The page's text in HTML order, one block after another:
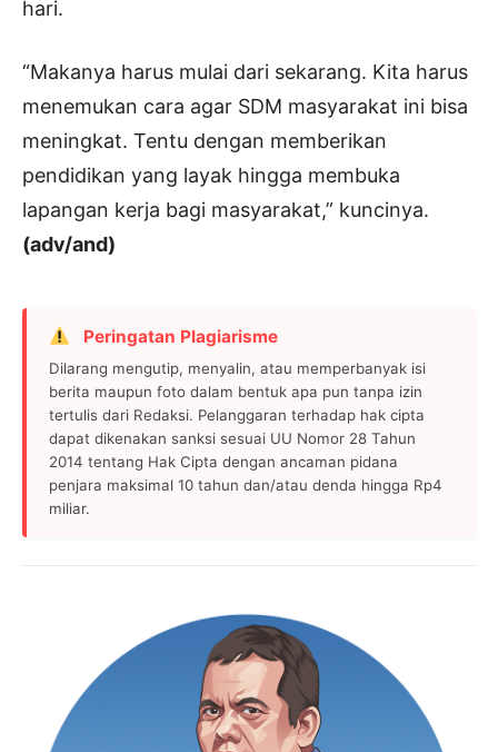
hari.
“Makanya harus mulai dari sekarang. Kita harus
menemukan cara agar SDM masyarakat ini bisa
meningkat. Tentu dengan memberikan
pendidikan yang layak hingga membuka
lapangan kerja bagi masyarakat,” kuncinya.
(adv/and)
Peringatan Plagiarisme
Dilarang mengutip, menyalin, atau memperbanyak isi
berita maupun foto dalam bentuk apa pun tanpa izin
tertulis dari Redaksi. Pelanggaran terhadap hak cipta
dapat dikenakan sanksi sesuai UU Nomor 28 Tahun
2014 tentang Hak Cipta dengan ancaman pidana
penjara maksimal 10 tahun dan/atau denda hingga Rp4
miliar.